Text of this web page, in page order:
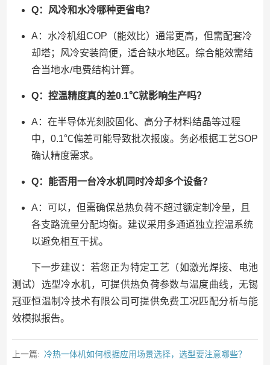
Q：风冷和水冷哪种更省电？
A：水冷机组COP（能效比）通常更高，但需配套冷
却塔；风冷安装简便，适合缺水地区。综合能效需结
合当地水/电费结构计算。
Q：控温精度真的差0.1℃就影响生产吗？
A：在半导体光刻胶固化、高分子材料结晶等过程
中，0.1℃偏差可能导致批次报废。务必根据工艺SOP
确认精度需求。
Q：能否用一台冷水机同时冷却多个设备？
A：可以，但需确保总热负荷不超过额定制冷量，且
各支路流量分配均衡。建议采用多通道独立控温系统
以避免相互干扰。
下一步建议：若您正为特定工艺（如激光焊接、电池
测试）选型冷水机，可提供热负荷参数与温度曲线，无锡
冠亚恒温制冷技术有限公司可提供免费工况匹配分析与能
效模拟报告。
上一篇: 冷热一体机如何根据应用场景选择，选型要注意哪些？